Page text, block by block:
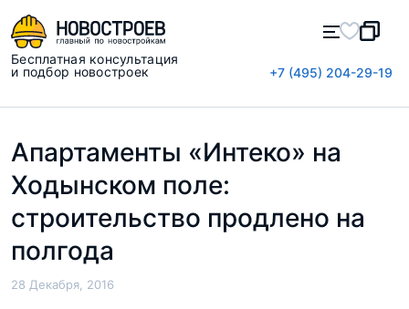
Бесплатная консультация
и подбор новостроек
+7 (495) 204-29-19
Апартаменты «Интеко» на
Ходынском поле:
строительство продлено на
полгода
28 Декабря, 2016